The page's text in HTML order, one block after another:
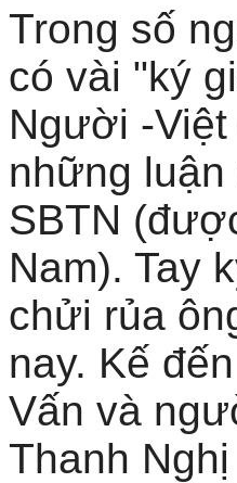
Trong số
có vài "ký
Người -
những
SBTN
Nam). Tay
chửi rủa
nay. Kế
Vấn và
Thanh